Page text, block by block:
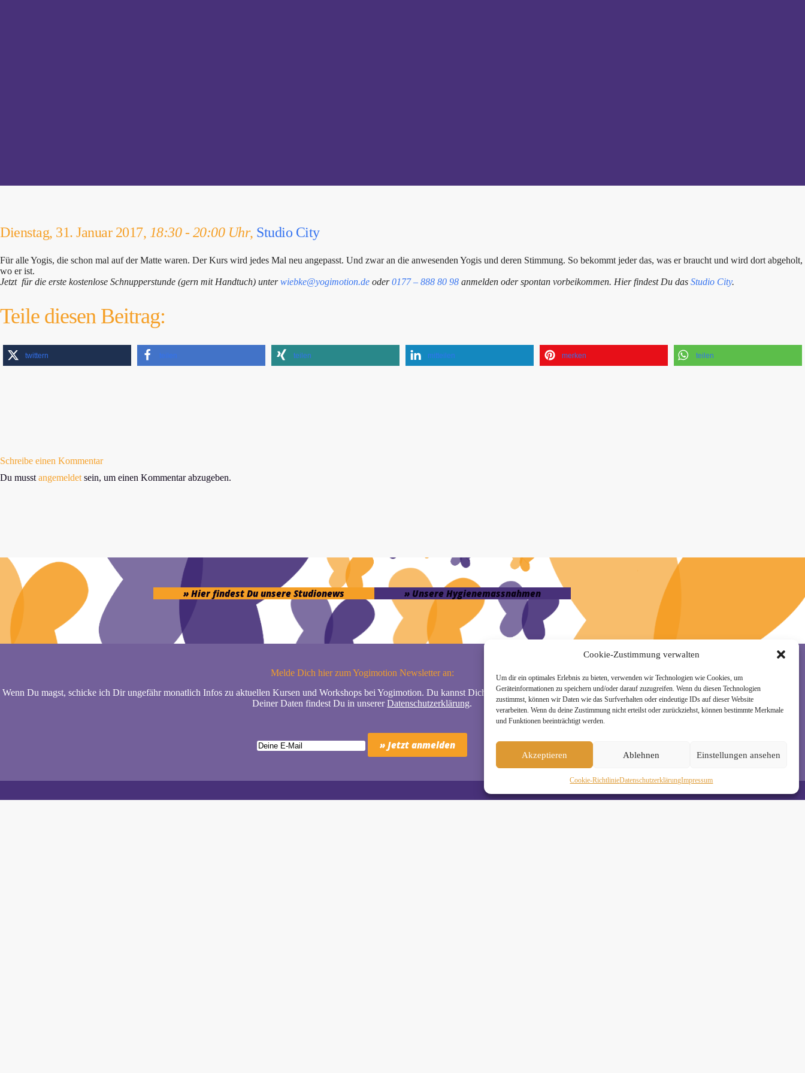
Cookie-Zustimmung verwalten
Um dir ein optimales Erlebnis zu bieten, verwenden wir Technologien wie Cookies, um
Geräteinformationen zu speichern und/oder darauf zuzugreifen. Wenn du diesen Technologien
zustimmst, können wir Daten wie das Surfverhalten oder eindeutige IDs auf dieser Website
verarbeiten. Wenn du deine Zustimmung nicht erteilst oder zurückziehst, können bestimmte Merkmale
und Funktionen beeinträchtigt werden.
Akzeptieren Ablehnen Einstellungen ansehen
Cookie-RichtlinieDaten­schutz­erklä­rungImpressum
Dienstag, 31. Januar 2017, 18:30 - 20:00 Uhr, Studio City
Für alle Yogis, die schon mal auf der Matte waren. Der Kurs wird jedes Mal neu angepasst. Und zwar an die anwesenden Yogis und deren Stimmung. So bekommt jeder das, was er braucht und wird dort abgeholt,
wo er ist.
Jetzt für die erste kostenlose Schnupperstunde (gern mit Handtuch) unterwiebke@yogimotion.de oder0177 – 888 80 98 anmelden oder spontan vorbeikommen. Hier findest Du das Studio City.
Teile diesen Beitrag:
twittern teilen teilen mitteilen merken teilen
Schreibe einen Kommentar
Du musst angemeldet sein, um einen Kommentar abzugeben.
» Hier findest Du unsere Studionews » Unsere Hygienemassnahmen
Melde Dich hier zum Yogimotion Newsletter an:
Wenn Du magst, schicke ich Dir ungefähr monatlich Infos zu aktuellen Kursen und Workshops bei Yogimotion. Du kannst Dich natürlich jederzeit wieder abmelden. Alle Details zur Nutzung
Deiner Daten findest Du in unsererDatenschutzerklärung.